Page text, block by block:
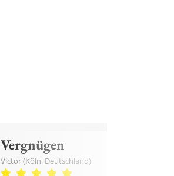
Vergnügen
Victor (Köln, Deutschland)